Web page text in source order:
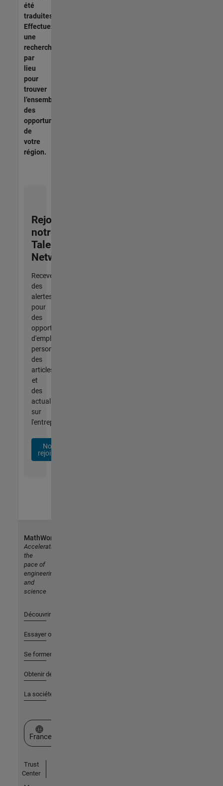
été
traduites.
Effectuez
une
recherche
par
lieu
pour
trouver
l’ensemble
des
opportunités
de
votre
région.
Rejoignez
notre
Talent
Network
Recevez
des
alertes
pour
des
opportunités
d'emploi
personnalisées,
des
articles
et
des
actualités
sur
l'entreprise.
Nous
rejoindre
MathWorks
Accelerating
the
pace of
engineering
and
science
Découvrir les produits
Essayer ou acheter
Se former
Obtenir de l'aide
La société
Sélectionner un site web
France
Trust
Center